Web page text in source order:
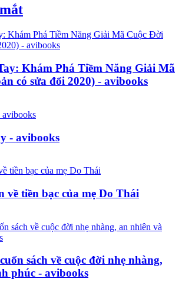
Khám Phá Tiềm Năng Giải Mã
có sửa đổi 2020) - avibooks
- avibooks
về tiền bạc của mẹ Do Thái
sách về cuộc đời nhẹ nhàng,
phúc - avibooks